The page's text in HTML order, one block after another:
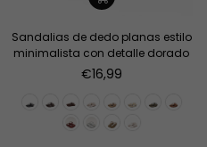
Sandalias de dedo planas estilo
minimalista con detalle dorado
Precio
€16,99